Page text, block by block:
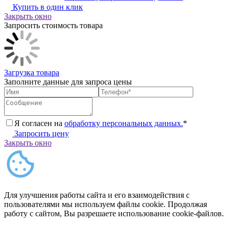
Купить в один клик
Закрыть окно
Запросить стоимость товара
Загрузка товара
Заполните данные для запроса цены
Я согласен на обработку персональных данных.*
Запросить цену
Закрыть окно
Для улучшения работы сайта и его взаимодействия с
пользователями мы используем файлы cookie. Продолжая
работу с сайтом, Вы разрешаете использование cookie-файлов.